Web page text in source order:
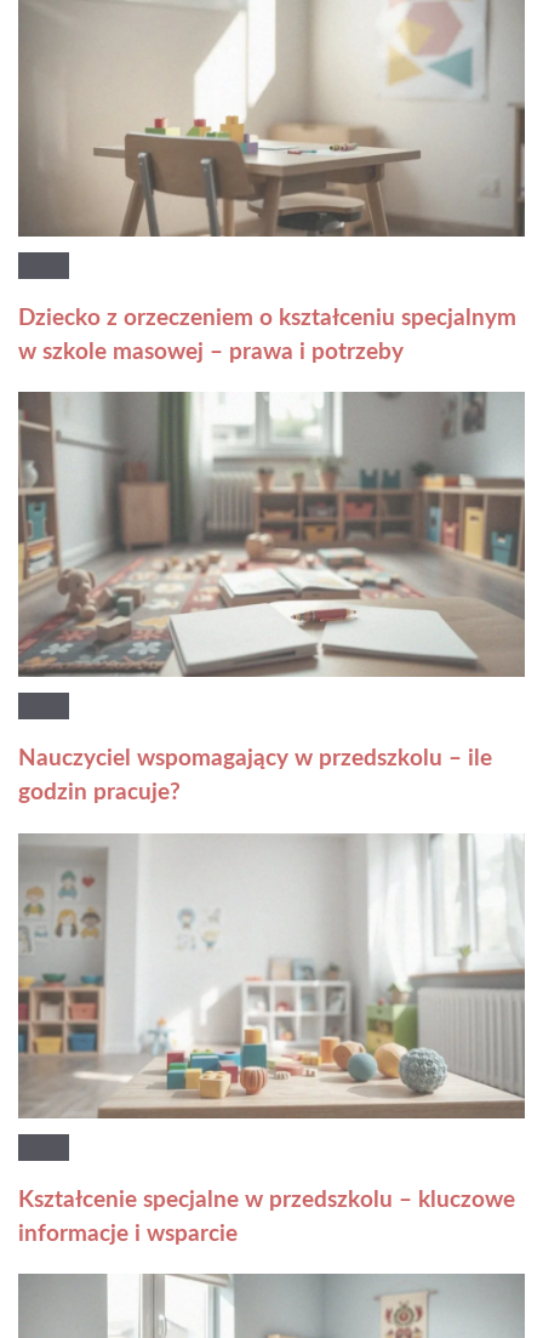
Dziecko z orzeczeniem o kształceniu specjalnym
w szkole masowej – prawa i potrzeby
Nauczyciel wspomagający w przedszkolu – ile
godzin pracuje?
Kształcenie specjalne w przedszkolu – kluczowe
informacje i wsparcie